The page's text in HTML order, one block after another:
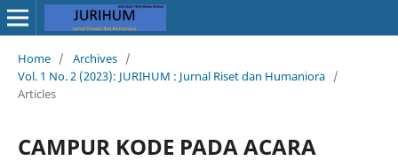
Home / Archives /
Vol. 1 No. 2 (2023): JURIHUM : Jurnal Riset dan Humaniora /
Articles
CAMPUR KODE PADA ACARA